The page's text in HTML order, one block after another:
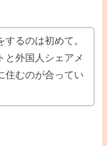
るのは初めて。
と外国人シェアメ
住むのが合ってい